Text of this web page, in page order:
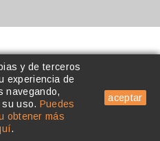
y de terceros
experiencia de
navegando,
su uso. Puedes
obtener más
.
aceptar